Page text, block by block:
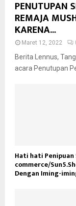
PENUTUPAN
REMAJA
KARENA...
Maret 12, 2022
Berita Lennus,
acara Penutupan
Hati hati Penipuan
commerce/
Dengan Iming-